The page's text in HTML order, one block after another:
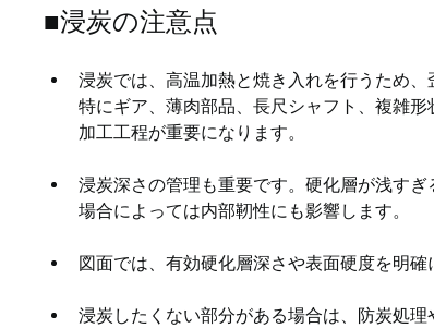
■浸炭の注意点
浸炭では、高温加熱と焼き入れを行うため
特にギア、薄肉部品、長尺シャフト、複雑形
加工工程が重要になります。
浸炭深さの管理も重要です。硬化層が浅す
場合によっては内部靭性にも影響します。
図面では、有効硬化層深さや表面硬度を明確
浸炭したくない部分がある場合は、防炭処